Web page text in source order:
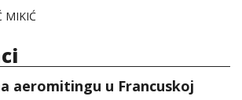
MIKIĆ
aeromitingu u Francuskoj